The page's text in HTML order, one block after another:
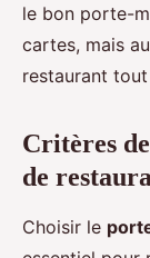
le bon porte-
cartes, mais
restaurant
Critères
de
Choisir le